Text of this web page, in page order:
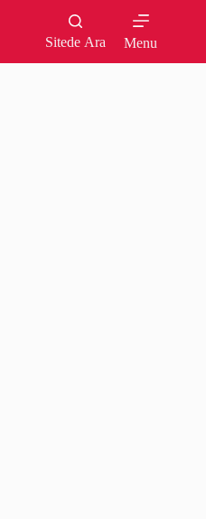
Sitede Ara Menu